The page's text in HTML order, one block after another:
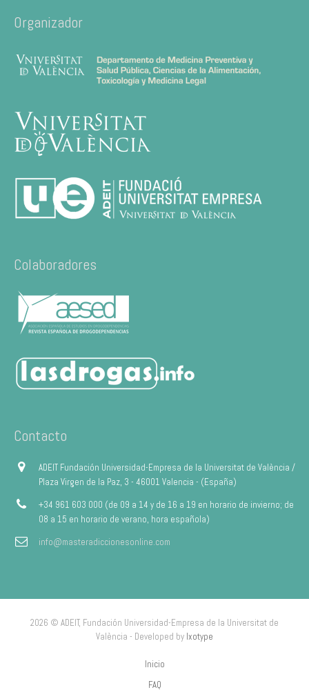
Organizador
Colaboradores
Contacto
ADEIT Fundación Universidad-Empresa de la Universitat de València /
Plaza Virgen de la Paz, 3 - 46001 Valencia - (España)
+34 961 603 000 (de 09 a 14 y de 16 a 19 en horario de invierno; de
08 a 15 en horario de verano, hora española)
info@masteradiccionesonline.com
2026 © ADEIT, Fundación Universidad-Empresa de la Universitat de
València - Developed by Ixotype
Inicio
FAQ